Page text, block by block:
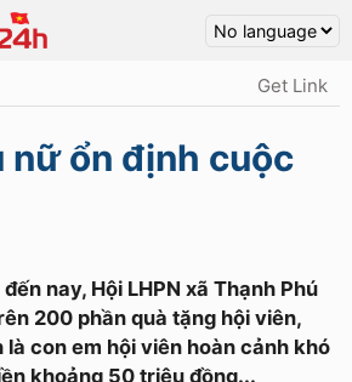
Get Link
nữ ổn định cuộc
nay, Hội LHPN xã Thạnh Phú
200 phần quà tặng hội viên,
là con em hội viên hoàn cảnh khó
khoảng 50 triệu đồng...